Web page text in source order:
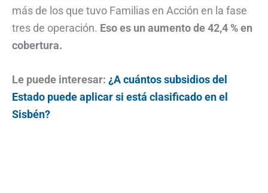
más de los que tuvo Familias en Acción en la fase
tres de operación. Eso es un aumento de 42,4 % en
cobertura.
Le puede interesar: ¿A cuántos subsidios del
Estado puede aplicar si está clasificado en el
Sisbén?